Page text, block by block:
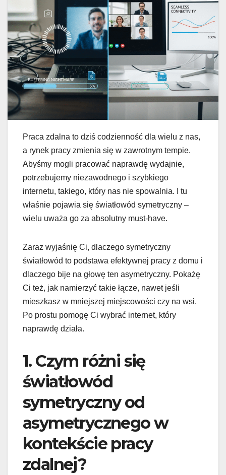
Praca zdalna to dziś codzienność dla wielu z nas,
a rynek pracy zmienia się w zawrotnym tempie.
Abyśmy mogli pracować naprawdę wydajnie,
potrzebujemy niezawodnego i szybkiego
internetu, takiego, który nas nie spowalnia. I tu
właśnie pojawia się światłowód symetryczny –
wielu uważa go za absolutny must-have.
Zaraz wyjaśnię Ci, dlaczego symetryczny
światłowód to podstawa efektywnej pracy z domu i
dlaczego bije na głowę ten asymetryczny. Pokażę
Ci też, jak namierzyć takie łącze, nawet jeśli
mieszkasz w mniejszej miejscowości czy na wsi.
Po prostu pomogę Ci wybrać internet, który
naprawdę działa.
1. Czym różni się
światłowód
symetryczny od
asymetrycznego w
kontekście pracy
zdalnej?